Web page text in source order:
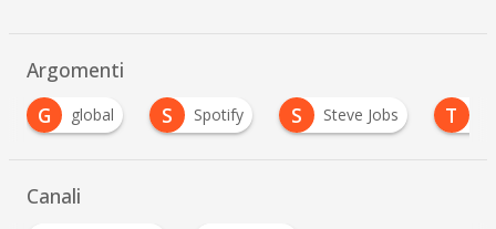
Argomenti
S Spotify S Steve Jobs T Twitter
Canali